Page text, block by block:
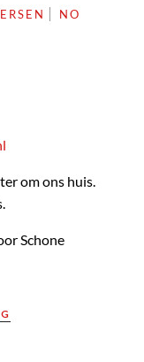
NO
om ons huis.
Schone